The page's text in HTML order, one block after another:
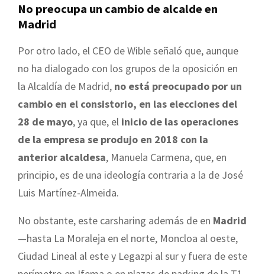
No preocupa un cambio de alcalde en
Madrid
Por otro lado, el CEO de Wible señaló que, aunque
no ha dialogado con los grupos de la oposición en
la Alcaldía de Madrid, no está preocupado por un
cambio en el consistorio, en las elecciones del
28 de mayo, ya que, el inicio de las operaciones
de la empresa se produjo en 2018 con la
anterior alcaldesa, Manuela Carmena, que, en
principio, es de una ideología contraria a la de José
Luis Martínez-Almeida.
No obstante, este carsharing además de en Madrid
—hasta La Moraleja en el norte, Moncloa al oeste,
Ciudad Lineal al este y Legazpi al sur y fuera de este